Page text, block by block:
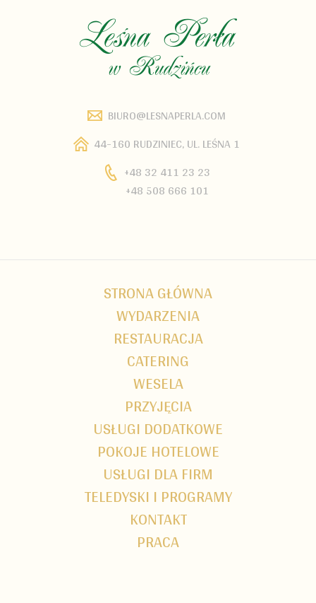
BIURO@LESNAPERLA.COM
44-160 RUDZINIEC, UL. LEŚNA 1
+48 32 411 23 23
+48 508 666 101
STRONA GŁÓWNA
WYDARZENIA
RESTAURACJA
CATERING
WESELA
PRZYJĘCIA
USŁUGI DODATKOWE
POKOJE HOTELOWE
USŁUGI DLA FIRM
TELEDYSKI I PROGRAMY
KONTAKT
PRACA